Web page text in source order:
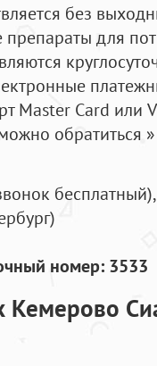
без
препараты для
Master Card или
обратиться
бесплатный),
номер: 3533
Кемерово